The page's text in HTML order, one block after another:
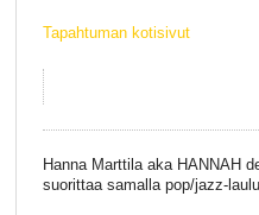
Tapahtuman kotisivut
Hanna Marttila aka HANNAH
suorittaa samalla pop/jazz-